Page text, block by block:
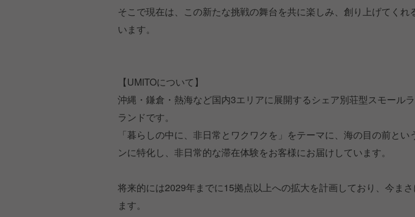
そこで現在は、この新たな挑戦の舞台を共に楽しみ、創り上げてくれ
います。
【UMITOについて】
沖縄・鎌倉・熱海など国内3エリアに展開するシェア別荘型スモール
ランドです。
「暮らしの中に、非日常とワクワクを」をテーマに、海の目の前とい
ンに特化し、非日常的な滞在体験をお客様にお届けしています。
将来的には2029年までに15拠点以上への拡大を計画しており、今ま
ます。